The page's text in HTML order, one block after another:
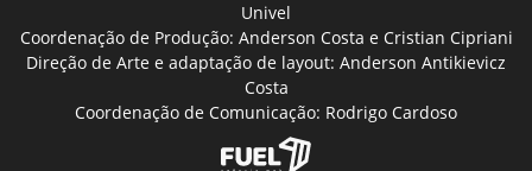
Univel
Coordenação de Produção: Anderson Costa e Cristian Cipriani
Direção de Arte e adaptação de layout: Anderson Antikievicz
Costa
Coordenação de Comunicação: Rodrigo Cardoso